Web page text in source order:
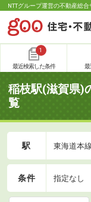
NTTグループ運営の不動産総
1
最近検索した条件 最
稲枝駅(滋賀県)
覧
駅 東海道本
条件 指定なし